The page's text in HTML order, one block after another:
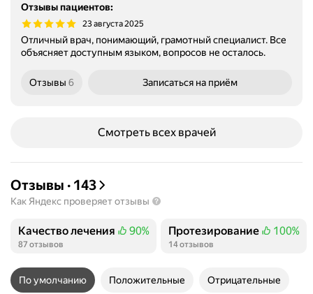
Отзывы пациентов:
23 августа 2025
Отличный врач, понимающий, грамотный специалист. Все
объясняет доступным языком, вопросов не осталось.
Отзывы 6 Записаться на приём
Смотреть всех врачей
Отзывы · 143
Как Яндекс проверяет отзывы
Качество лечения
Положительных отзывов
90%
87 отзывов
Протезирование
Положительных отзывов
100%
14 отзывов
По умолчанию Положительные Отрицательные